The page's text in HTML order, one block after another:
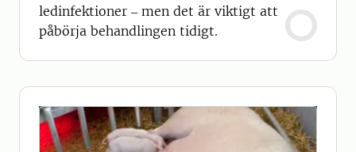
ledinfektioner ‒ men det är viktigt att
påbörja behandlingen tidigt.